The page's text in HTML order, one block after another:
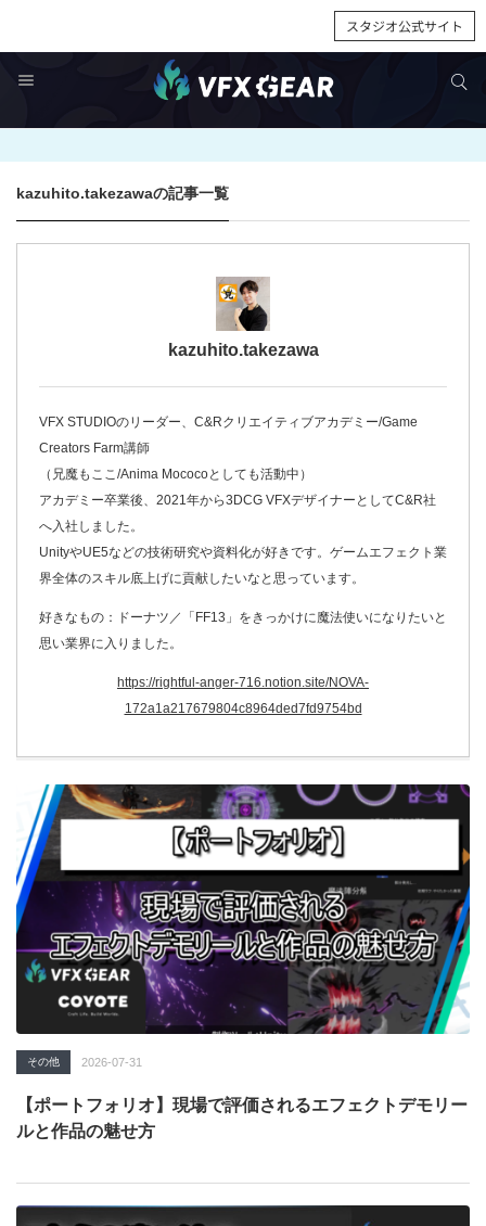
スタジオ公式サイト
kazuhito.takezawaの記事一覧
kazuhito.takezawa
VFX STUDIOのリーダー、C&Rクリエイティブアカデミー/Game
Creators Farm講師
（兄魔もここ/Anima Mococoとしても活動中）
アカデミー卒業後、2021年から3DCG VFXデザイナーとしてC&R社
へ入社しました。
UnityやUE5などの技術研究や資料化が好きです。ゲームエフェクト業
界全体のスキル底上げに貢献したいなと思っています。
好きなもの：ドーナツ／「FF13」をきっかけに魔法使いになりたいと
思い業界に入りました。
https://rightful-anger-716.notion.site/NOVA-
172a1a217679804c8964ded7fd9754bd
その他 2026-07-31
【ポートフォリオ】現場で評価されるエフェクトデモリー
ルと作品の魅せ方
サイト内検索